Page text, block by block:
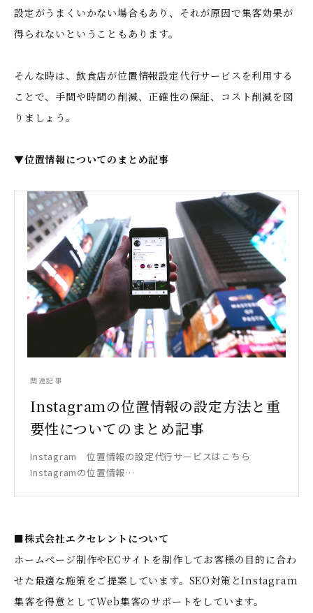
設定がうまくいかない場合もあり、それが原因で集客効果が
得られないということもあります。
そんな時は、飲食店が位置情報設定代行サービスを利用する
ことで、手間や時間の削減、正確性の保証、コスト削減を図
りましょう。
▼位置情報についてのまとめ記事
関連記事
Instagramの位置情報の設定方法と重
要性についてのまとめ記事
Instagram 位置情報の設定代行サービスはこちら
Instagramの位置情報…
■株式会社エクセレントについて
ホームぺージ制作やECサイトを制作してお客様の目的に合わ
せた最適な施策をご提案しています。SEO対策とInstagram
集客を得意としてWeb集客のサポートをしています。